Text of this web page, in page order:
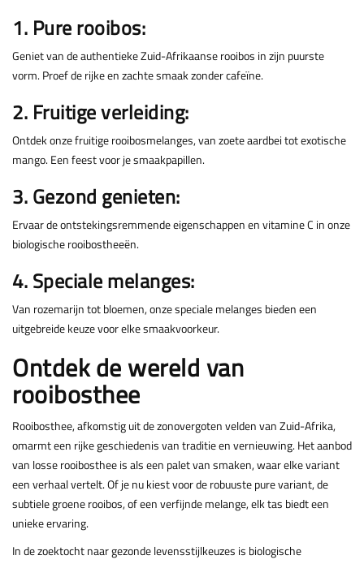
1. Pure rooibos:
Geniet van de authentieke Zuid-Afrikaanse rooibos in zijn puurste
vorm. Proef de rijke en zachte smaak zonder cafeïne.
2. Fruitige verleiding:
Ontdek onze fruitige rooibosmelanges, van zoete aardbei tot exotische
mango. Een feest voor je smaakpapillen.
3. Gezond genieten:
Ervaar de ontstekingsremmende eigenschappen en vitamine C in onze
biologische rooibostheeën.
4. Speciale melanges:
Van rozemarijn tot bloemen, onze speciale melanges bieden een
uitgebreide keuze voor elke smaakvoorkeur.
Ontdek de wereld van
rooibosthee
Rooibosthee, afkomstig uit de zonovergoten velden van Zuid-Afrika,
omarmt een rijke geschiedenis van traditie en vernieuwing. Het aanbod
van losse rooibosthee is als een palet van smaken, waar elke variant
een verhaal vertelt. Of je nu kiest voor de robuuste pure variant, de
subtiele groene rooibos, of een verfijnde melange, elk tas biedt een
unieke ervaring.
In de zoektocht naar gezonde levensstijlkeuzes is biologische